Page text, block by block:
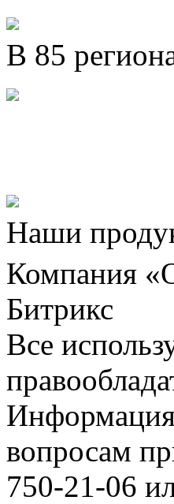
В 85
Наши
Компания
Битрикс
Все
Информация
вопросам
750-21-06